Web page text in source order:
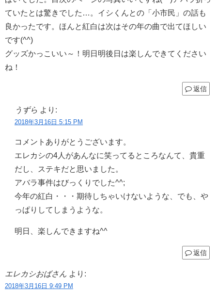
ていたとは驚きでした…。イシくんとの「小市民」の話も
良かったです。ほんと紅白は次はその年の曲で出てほしい
です(^^)
グッズかっこいい～！明日明後日は楽しんできてください
ね！
返信
うずら より:
2018年3月16日 5:15 PM
コメントありがとうございます。
エレカシの4人があんなに笑ってるところなんて、貴重
だし、ステキだと思いました。
アバラ事件はびっくりでした^^;
今年の紅白・・・期待しちゃいけないような、でも、や
っぱりしてしまうような。
明日、楽しんできますね^^
返信
エレカシおばさん より:
2018年3月16日 9:49 PM